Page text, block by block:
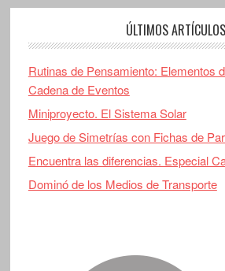
ÚLTIMOS ARTÍCULOS
Rutinas de Pensamiento: Elementos
Cadena de Eventos
Miniproyecto. El Sistema Solar
Juego de Simetrías con Fichas de
Encuentra las diferencias. Especial
Dominó de los Medios de Transporte